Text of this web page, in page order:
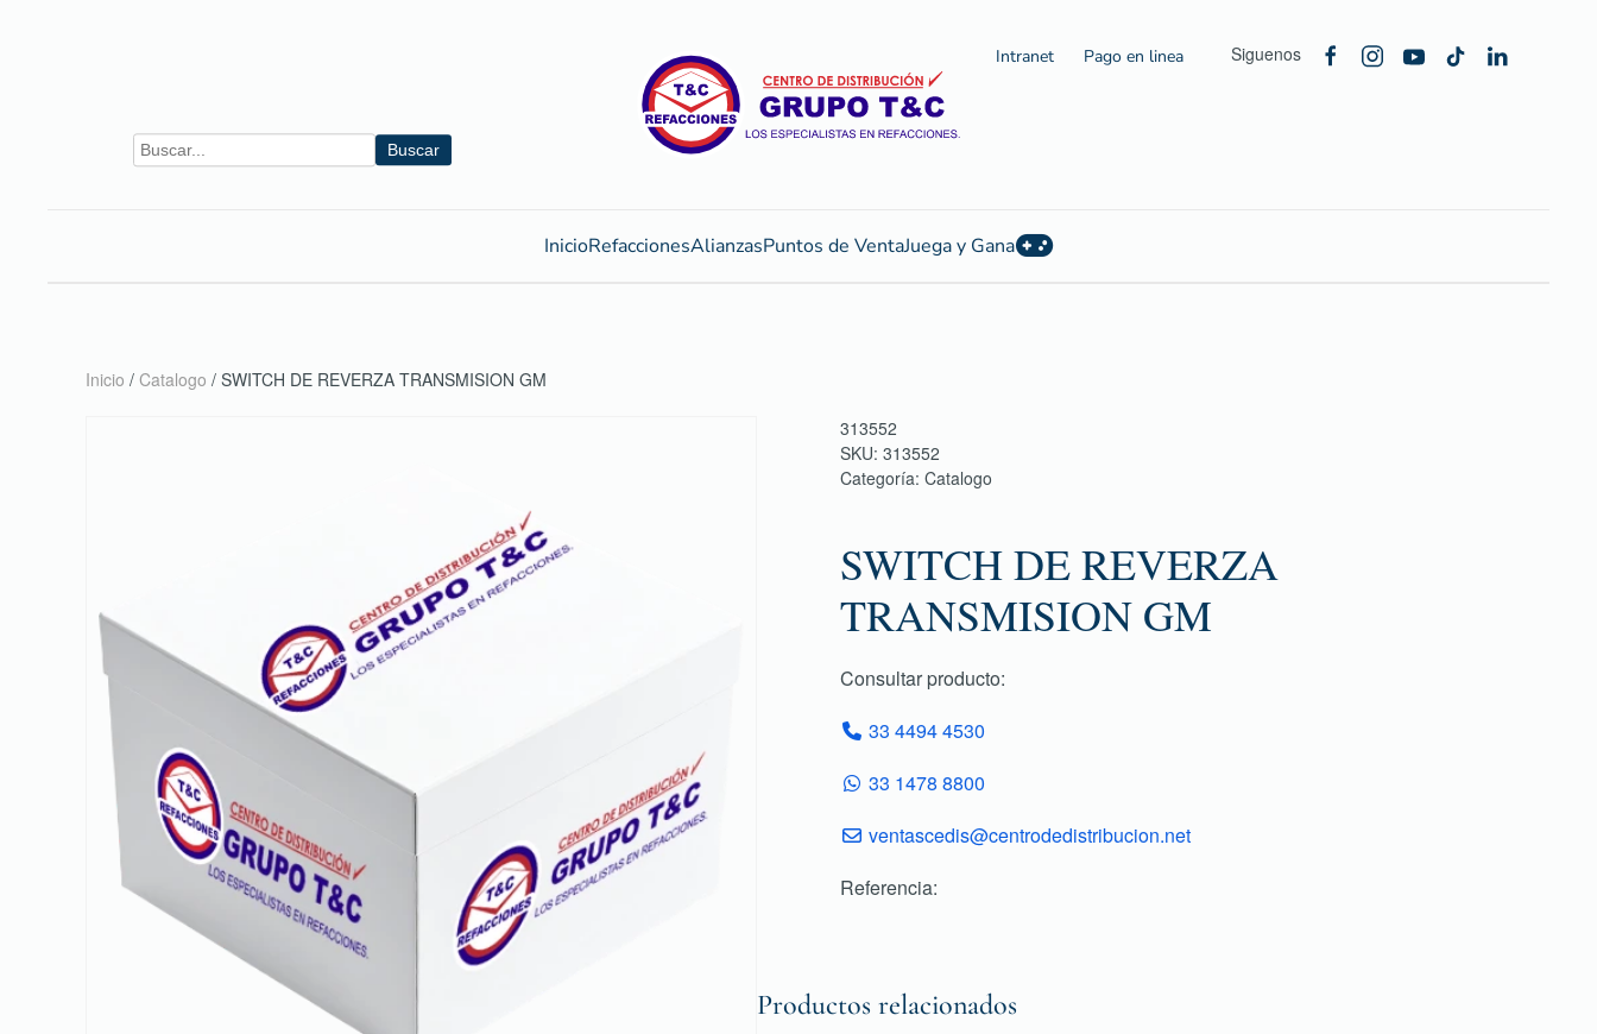
Buscar
Intranet Pago en linea Siguenos
InicioRefaccionesAlianzasPuntos de VentaJuega y Gana
Inicio / Catalogo / SWITCH DE REVERZA TRANSMISION GM
313552
SKU: 313552
Categoría: Catalogo
SWITCH DE REVERZA
TRANSMISION GM
Consultar producto:
33 4494 4530
33 1478 8800
ventascedis@centrodedistribucion.net
Referencia:
Productos relacionados